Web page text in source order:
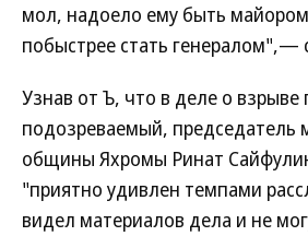
мол, надоело ему быть
побыстрее стать генералом",—
Узнав от Ъ, что в деле о взрыве
подозреваемый, председатель
общины Яхромы Ринат
"приятно удивлен темпами
видел материалов дела и не